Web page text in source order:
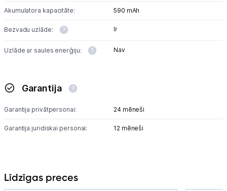
Akumulatora kapacitāte: 590 mAh
Bezvadu uzlāde: Ir
Uzlāde ar saules enerģiju: Nav
Garantija
Garantija privātpersonai: 24 mēneši
Garantija juridiskai personai: 12 mēneši
Līdzīgas preces